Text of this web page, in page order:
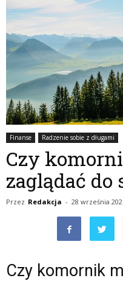
Finanse Radzenie sobie z długami
Czy
zaglądać do
Przez Redakcja - 28 września
Czy komornik